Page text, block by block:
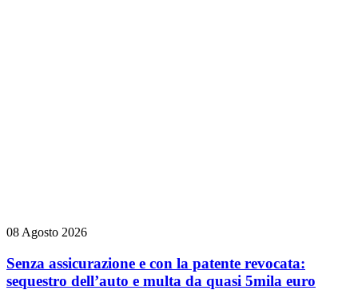
08 Agosto 2026
Senza assicurazione e con la patente revocata:
sequestro dell’auto e multa da quasi 5mila euro